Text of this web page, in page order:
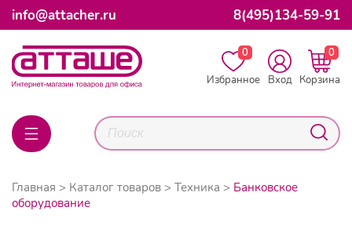
info@attacher.ru 8(495)134-59-91
0
Избранное
Вход
0
Корзина
Главная Каталог товаров Техника
Банковское
оборудование